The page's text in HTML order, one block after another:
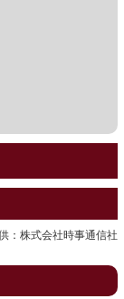
：株式会社時事通信社